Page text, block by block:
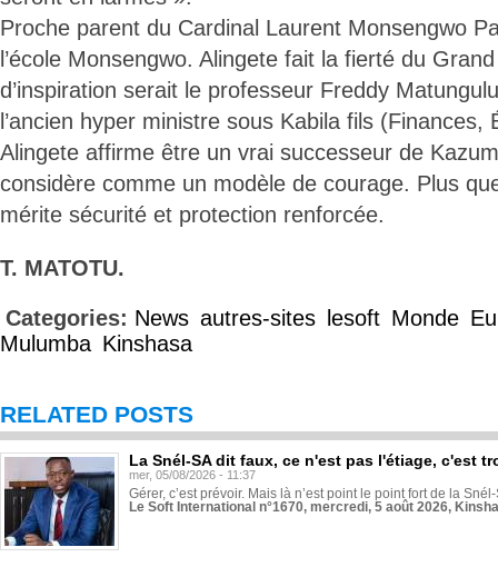
Proche parent du Cardinal Laurent Monsengwo
l’école Monsengwo. Alingete fait la fierté du
d’inspiration serait le professeur Freddy
l’ancien hyper ministre sous Kabila fils (Finances,
Alingete affirme être un vrai successeur de
considère comme un modèle de courage. Plus
mérite sécurité et protection renforcée.
T. MATOTU.
Categories: News autres-sites lesoft Monde
Mulumba Kinshasa
RELATED POSTS
La Snél-SA dit faux, ce n'est pas l'étiage, c'est
mer, 05/08/2026 - 11:37
Gérer, c’est prévoir. Mais là n’est point le point fort de la
Le Soft International n°1670, mercredi, 5 août 2026,